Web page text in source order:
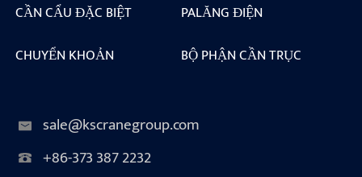
CẦN CẨU ĐẶC BIỆT
PALĂNG ĐIỆN
CHUYỂN KHOẢN
BỘ PHẬN CẦN TRỤC
sale@kscranegroup.com
+86-373 387 2232